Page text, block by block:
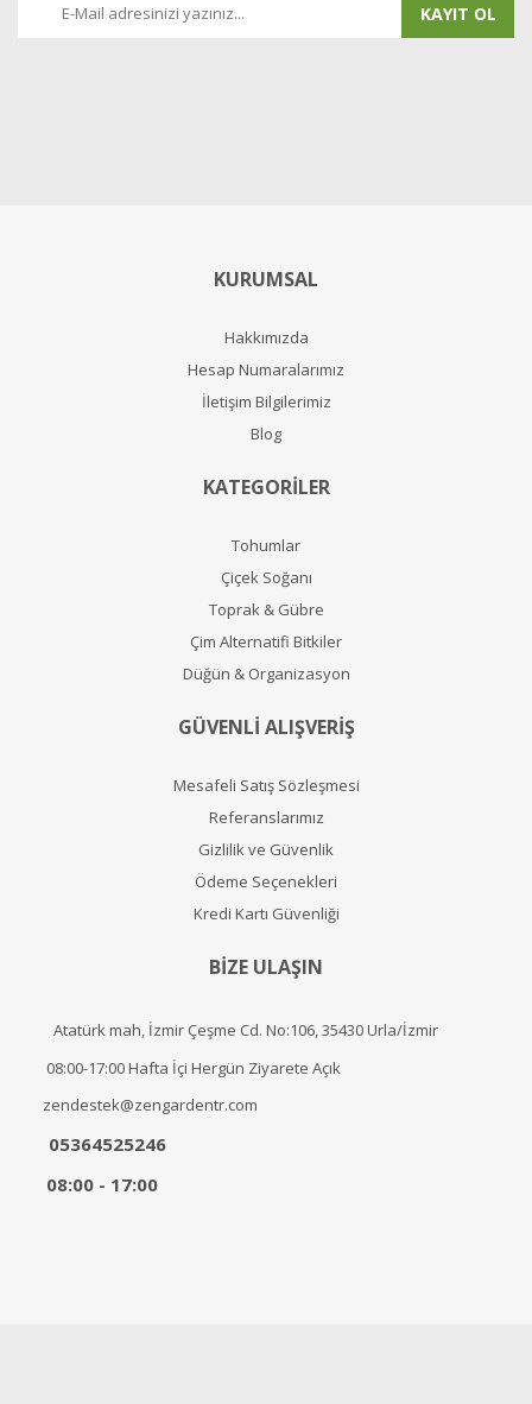
KAYIT OL
KURUMSAL
Hakkımızda
Hesap Numaralarımız
İletişim Bilgilerimiz
Blog
KATEGORİLER
Tohumlar
Çiçek Soğanı
Toprak & Gübre
Çim Alternatifi Bitkiler
Düğün & Organizasyon
GÜVENLİ ALIŞVERİŞ
Mesafeli Satış Sözleşmesi
Referanslarımız
Gizlilik ve Güvenlik
Ödeme Seçenekleri
Kredi Kartı Güvenliği
BİZE ULAŞIN
Atatürk mah, İzmir Çeşme Cd. No:106, 35430 Urla/İzmir
08:00-17:00 Hafta İçi Hergün Ziyarete Açık
zendestek@zengardentr.com
05364525246
08:00 - 17:00